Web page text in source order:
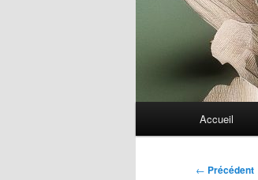
Accueil
Navigation
← Précédent